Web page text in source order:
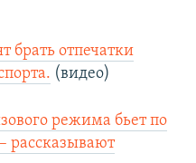
брать отпечатки
(видео)
режима бьет по
рассказывают